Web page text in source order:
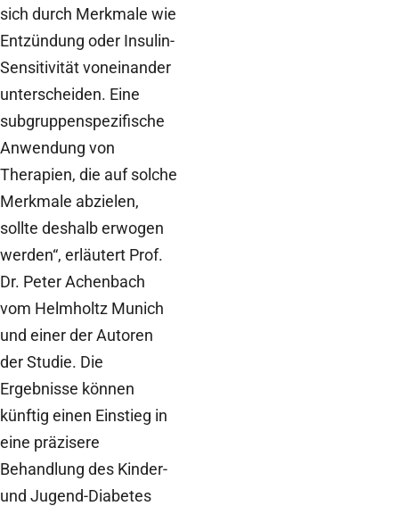
sich durch Merkmale wie
Entzündung oder Insulin-
Sensitivität voneinander
unterscheiden. Eine
subgruppenspezifische
Anwendung von
Therapien, die auf solche
Merkmale abzielen,
sollte deshalb erwogen
werden“, erläutert Prof.
Dr. Peter Achenbach
vom Helmholtz Munich
und einer der Autoren
der Studie. Die
Ergebnisse können
künftig einen Einstieg in
eine präzisere
Behandlung des Kinder-
und Jugend-Diabetes